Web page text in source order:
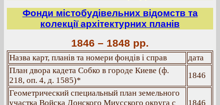
Фонди містобудівельних відомств та
колекції архітектурних планів
1846 – 1848 рр.
Назва карт, планів та номери фондів і справ
дата
План двора кадета Собко в городе Киеве (ф.
218, оп. 4, д. 1585)*
1846
Геометрический специальный план земельного
участка Войска Донского Миусского округа с
1846